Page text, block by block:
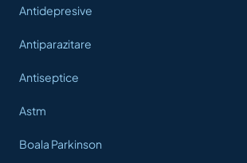
Antidepresive
Antiparazitare
Antiseptice
Astm
Boala Parkinson